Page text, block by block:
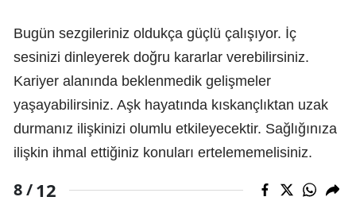
Bugün sezgileriniz oldukça güçlü çalışıyor. İç
sesinizi dinleyerek doğru kararlar verebilirsiniz.
Kariyer alanında beklenmedik gelişmeler
yaşayabilirsiniz. Aşk hayatında kıskançlıktan uzak
durmanız ilişkinizi olumlu etkileyecektir. Sağlığınıza
ilişkin ihmal ettiğiniz konuları ertelememelisiniz.
8 /12